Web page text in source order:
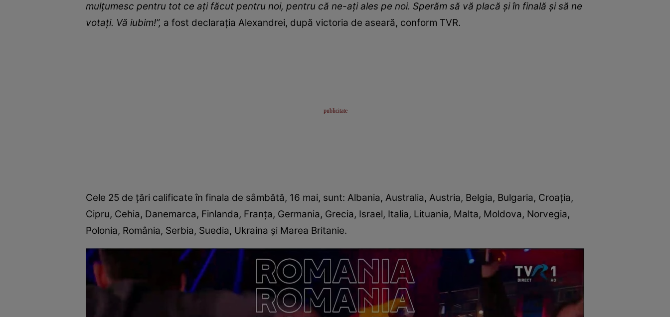
mulțumesc pentru tot ce ați făcut pentru noi, pentru că ne-ați ales pe noi. Sperăm să vă placă și în finală și să ne
votați. Vă iubim!”, a fost declarația Alexandrei, după victoria de aseară, conform TVR.
Cele 25 de țări calificate în finala de sâmbătă, 16 mai, sunt: Albania, Australia, Austria, Belgia, Bulgaria, Croația,
Cipru, Cehia, Danemarca, Finlanda, Franța, Germania, Grecia, Israel, Italia, Lituania, Malta, Moldova, Norvegia,
Polonia, România, Serbia, Suedia, Ukraina și Marea Britanie.